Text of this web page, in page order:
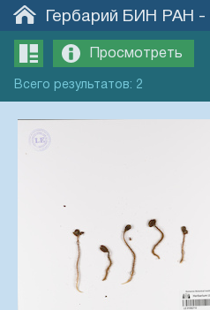
Гербарий БИН РАН -
Просмотреть
Всего результатов: 2